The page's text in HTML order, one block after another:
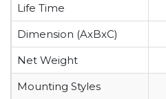
Life Time
Dimension (AxBxC)
Net Weight
Mounting Styles